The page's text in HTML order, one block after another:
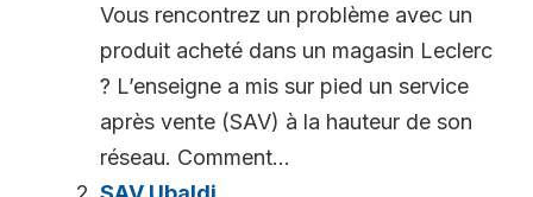
Vous rencontrez un problème avec un
produit acheté dans un magasin Leclerc
? L’enseigne a mis sur pied un service
après vente (SAV) à la hauteur de son
réseau. Comment...